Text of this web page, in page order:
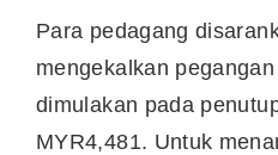
Para pedagang
mengekalkan
dimulakan pada
MYR4,481. Untuk